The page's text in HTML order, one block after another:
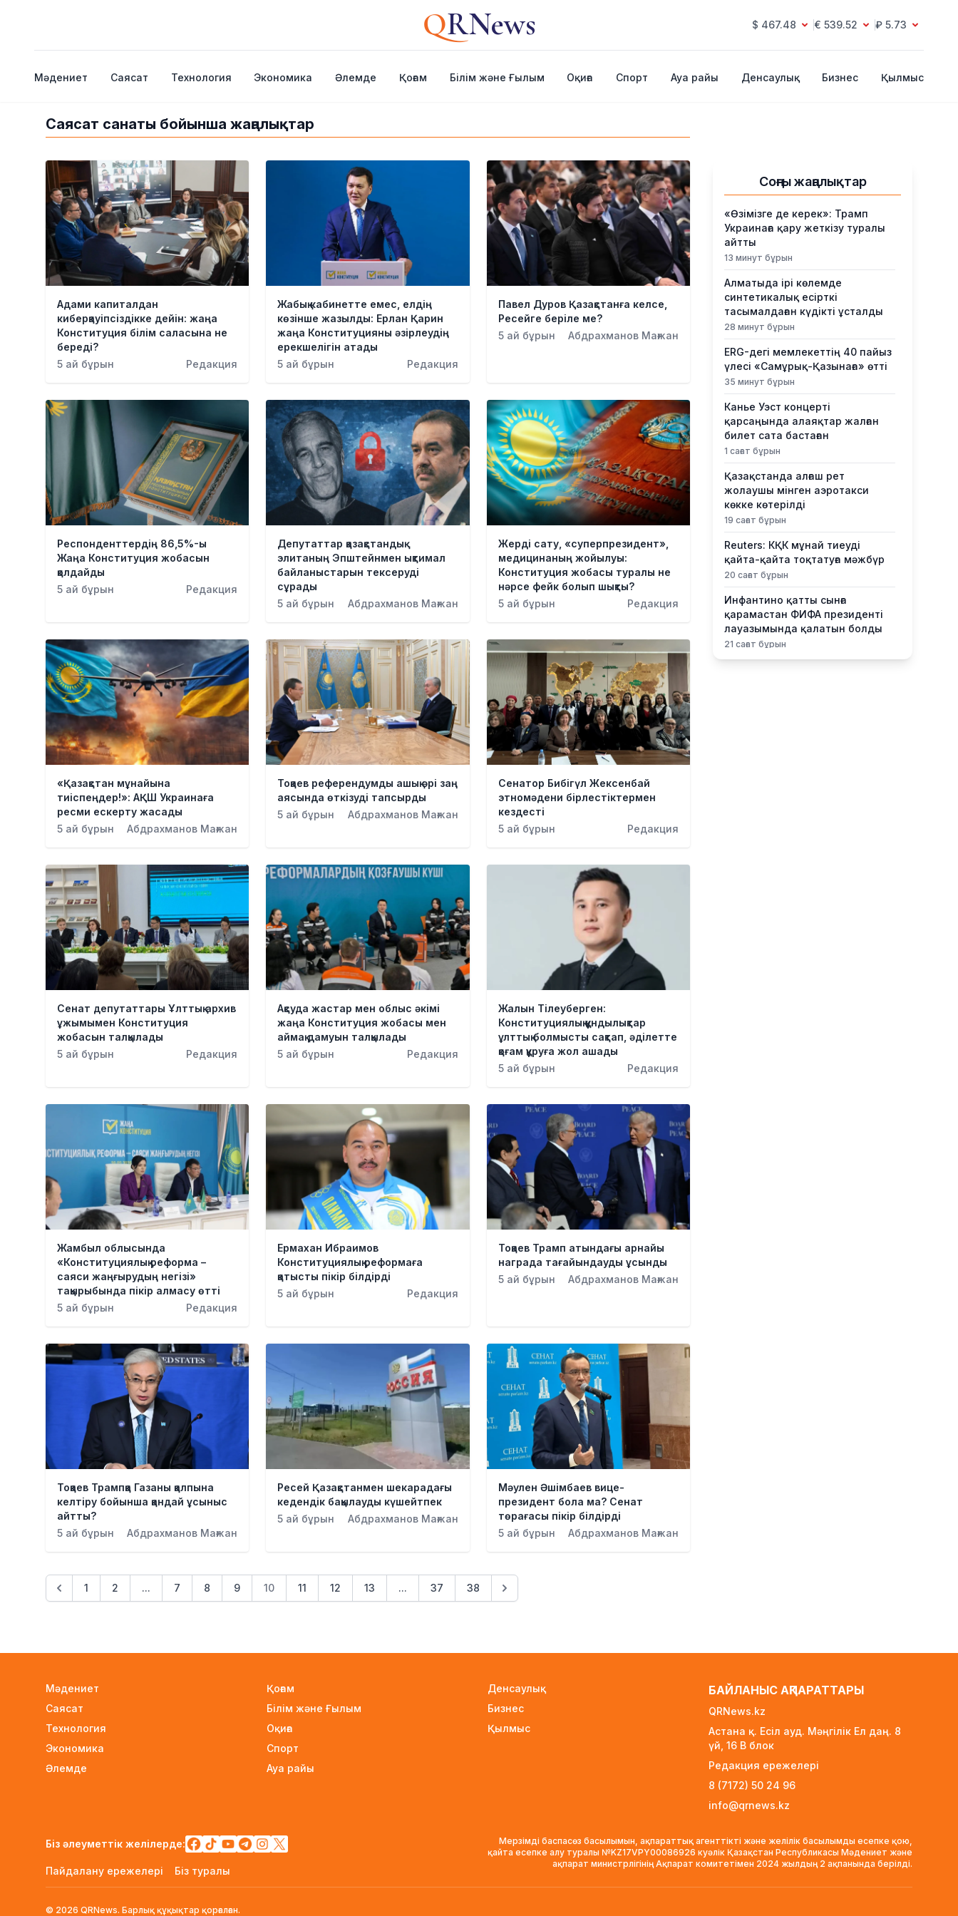
QRNews $ 467.48 € 539.52 ₽ 5.73
Мәдениет Саясат Технология Экономика Әлемде Қоғам Білім және Ғылым Оқиға Спорт Ауа райы Денсаулық Бизнес Қылмыс
Саясат санаты бойынша жаңалықтар
Адами капиталдан
киберқауіпсіздікке дейін: жаңа
Конституция білім саласына не
береді?
5 ай бұрын
Редакция
Жабық кабинетте емес, елдің
көзінше жазылды: Ерлан Қарин
жаңа Конституцияны әзірлеудің
ерекшелігін атады
5 ай бұрын
Редакция
Павел Дуров Қазақстанға келсе,
Ресейге беріле ме?
5 ай бұрын
Абдрахманов Мағжан
Респонденттердің 86,5%-ы
Жаңа Конституция жобасын
қолдайды
5 ай бұрын
Редакция
Депутаттар қазақстандық
элитаның Эпштейнмен ықтимал
байланыстарын тексеруді
сұрады
5 ай бұрын
Абдрахманов Мағжан
Жерді сату, «суперпрезидент»,
медицинаның жойылуы:
Конституция жобасы туралы не
нәрсе фейк болып шықты?
5 ай бұрын
Редакция
«Қазақстан мұнайына
тиіспеңдер!»: АҚШ Украинаға
ресми ескерту жасады
5 ай бұрын
Абдрахманов Мағжан
Тоқаев референдумды ашық әрі заң
аясында өткізуді тапсырды
5 ай бұрын
Абдрахманов Мағжан
Сенатор Бибігүл Жексенбай
этномәдени бірлестіктермен
кездесті
5 ай бұрын
Редакция
Сенат депутаттары Ұлттық архив
ұжымымен Конституция
жобасын талқылады
5 ай бұрын
Редакция
Ақсуда жастар мен облыс әкімі
жаңа Конституция жобасы мен
аймақ дамуын талқылады
5 ай бұрын
Редакция
Жалын Тілеуберген:
Конституциялық құндылықтар
ұлттық болмысты сақтап, әділетте
қоғам құруға жол ашады
5 ай бұрын
Редакция
Жамбыл облысында
«Конституциялық реформа –
саяси жаңғырудың негізі»
тақырыбында пікір алмасу өтті
5 ай бұрын
Редакция
Ермахан Ибраимов
Конституциялық реформаға
қатысты пікір білдірді
5 ай бұрын
Редакция
Тоқаев Трамп атындағы арнайы
награда тағайындауды ұсынды
5 ай бұрын
Абдрахманов Мағжан
Тоқаев Трампқа Газаны қалпына
келтіру бойынша қандай ұсыныс
айтты?
5 ай бұрын
Абдрахманов Мағжан
Ресей Қазақстанмен шекарадағы
кедендік бақылауды күшейтпек
5 ай бұрын
Абдрахманов Мағжан
Мәулен Әшімбаев вице-
президент бола ма? Сенат
төрағасы пікір білдірді
5 ай бұрын
Абдрахманов Мағжан
1 2 ... 7 8 9 10 11 12 13 ... 37 38
Соңғы жаңалықтар
«Өзімізге де керек»: Трамп
Украинаға қару жеткізу туралы
айтты
13 минут бұрын
Алматыда ірі көлемде
синтетикалық есірткі
тасымалдаған күдікті ұсталды
28 минут бұрын
ERG-дегі мемлекеттің 40 пайыз
үлесі «Самұрық-Қазынаға» өтті
35 минут бұрын
Канье Уэст концерті
қарсаңында алаяқтар жалған
билет сата бастаған
1 сағат бұрын
Қазақстанда алғаш рет
жолаушы мінген аэротакси
көкке көтерілді
19 сағат бұрын
Reuters: КҚК мұнай тиеуді
қайта-қайта тоқтатуға мәжбүр
20 сағат бұрын
Инфантино қатты сынға
қарамастан ФИФА президенті
лауазымында қалатын болды
21 сағат бұрын
Министрлік қазақстандық
1 күн бұрын
«Семей орманы» өртті анықтау
«Қазақтелекоммен» соттасып
жатыр
1 күн бұрын
АҚШ Иранмен соғыста алыс
қашықтыққа ұшатын зымыран
1 күн бұрын
қызметінен кетуі мүмкін
Мәдениет
Саясат
Технология
Экономика
Әлемде
Қоғам
Білім және Ғылым
Оқиға
Спорт
Ауа райы
Денсаулық
Бизнес
Қылмыс
БАЙЛАНЫС АҚПАРАТТАРЫ
QRNews.kz
Астана қ. Есіл ауд. Мәңгілік Ел даң. 8
үй, 16 B блок
Редакция ережелері
8 (7172) 50 24 96
info@qrnews.kz
Біз әлеуметтік желілерде:
Пайдалану ережелері Біз туралы
Мерзімді баспасөз басылымын, ақпараттық агенттікті және желілік басылымды есепке қою,
қайта есепке алу туралы №KZ17VPY00086926 куәлік Қазақстан Республикасы Мәдениет және
ақпарат министрлігінің Ақпарат комитетімен 2024 жылдың 2 ақпанында берілді.
© 2026 QRNews. Барлық құқықтар қорғалған.